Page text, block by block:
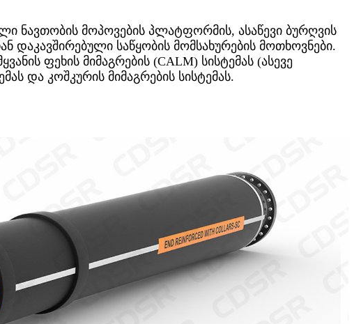
ნავთობის მოპოვების პლატფორმის, ასაწევი ბურღვის
დაკავშირებული საწყობის მომსახურების მოთხოვნები.
ფეხის მიმაგრების (CALM) სისტემას (ასევე
და კოშკურის მიმაგრების სისტემას.